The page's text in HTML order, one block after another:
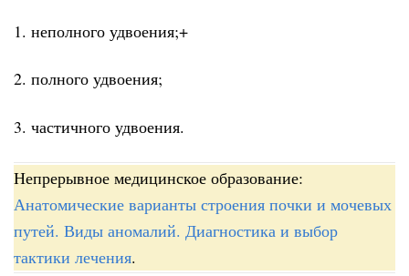
1. неполного удвоения;+
2. полного удвоения;
3. частичного удвоения.
Непрерывное медицинское образование:
Анатомические варианты строения почки и мочевых
путей. Виды аномалий. Диагностика и выбор
тактики лечения.